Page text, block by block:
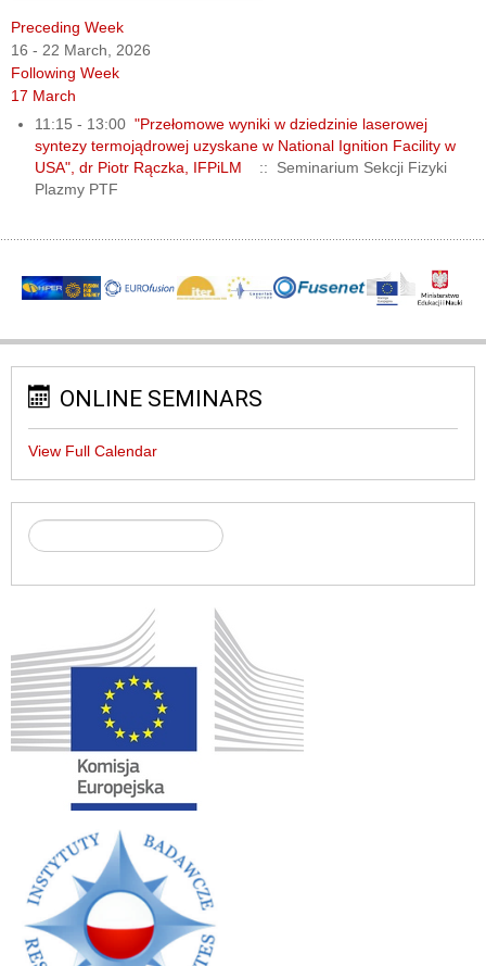
Preceding Week
16 - 22 March, 2026
Following Week
17 March
11:15 - 13:00"Przełomowe wyniki w dziedzinie laserowej
syntezy termojądrowej uzyskane w National Ignition Facility w
USA", dr Piotr Rączka, IFPiLM
:: Seminarium Sekcji Fizyki
Plazmy PTF
ONLINE SEMINARS
View Full Calendar